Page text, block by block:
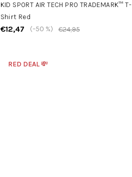
KID SPORT AIR TECH PRO TRADEMARK™ T-
Shirt Red
€12,47 €24,95
(–50 %)
RED DEAL 💸